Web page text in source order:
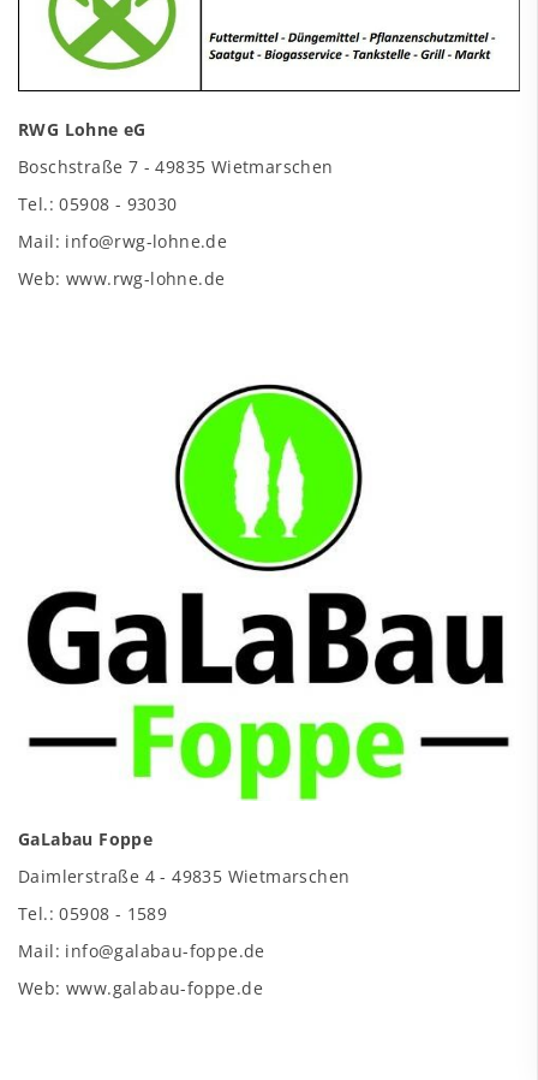
RWG Lohne eG
Boschstraße 7 - 49835 Wietmarschen
Tel.: 05908 - 93030
Mail: info@rwg-lohne.de
Web: www.rwg-lohne.de
GaLabau Foppe
Daimlerstraße 4 - 49835 Wietmarschen
Tel.: 05908 - 1589
Mail: info@galabau-foppe.de
Web: www.galabau-foppe.de